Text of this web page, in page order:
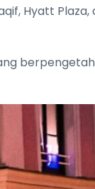
Hyatt